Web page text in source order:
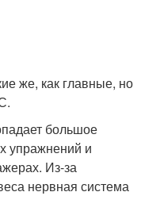
же, как главные, но
большое
упражнений и
Из-за
нервная система